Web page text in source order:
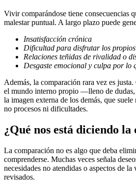
Vivir comparándose tiene consecuencias
malestar puntual. A largo plazo puede
Insatisfacción crónica
Dificultad para disfrutar los
Relaciones teñidas de rivalidad o
Desgaste emocional y culpa por lo
Además, la comparación rara vez es justa.
el mundo interno propio —lleno de
la imagen externa de los demás, que
no procesos ni dificultades.
¿Qué nos está diciendo
La comparación no es algo que deba
comprenderse. Muchas veces señala
necesidades no atendidas o aspectos de
revisados.